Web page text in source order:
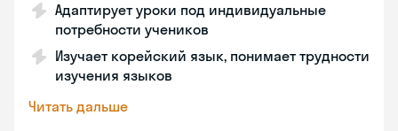
Адаптирует уроки под индивидуальные
потребности учеников
Изучает корейский язык, понимает трудности
изучения языков
Читать дальше